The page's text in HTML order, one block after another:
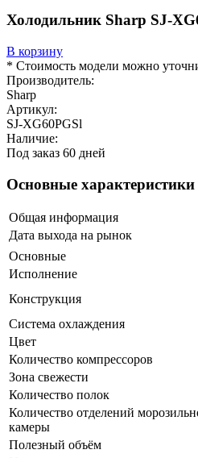
Холодильник Sharp SJ-
В корзину
* Стоимость модели можно
Производитель:
Sharp
Артикул:
SJ-XG60PGSl
Наличие:
Под заказ 60 дней
Основные характеристики
Общая информация
Дата выхода на рынок
Основные
Исполнение
Конструкция
Система охлаждения
Цвет
Количество компрессоров
Зона свежести
Количество полок
Количество отделений
камеры
Полезный объём